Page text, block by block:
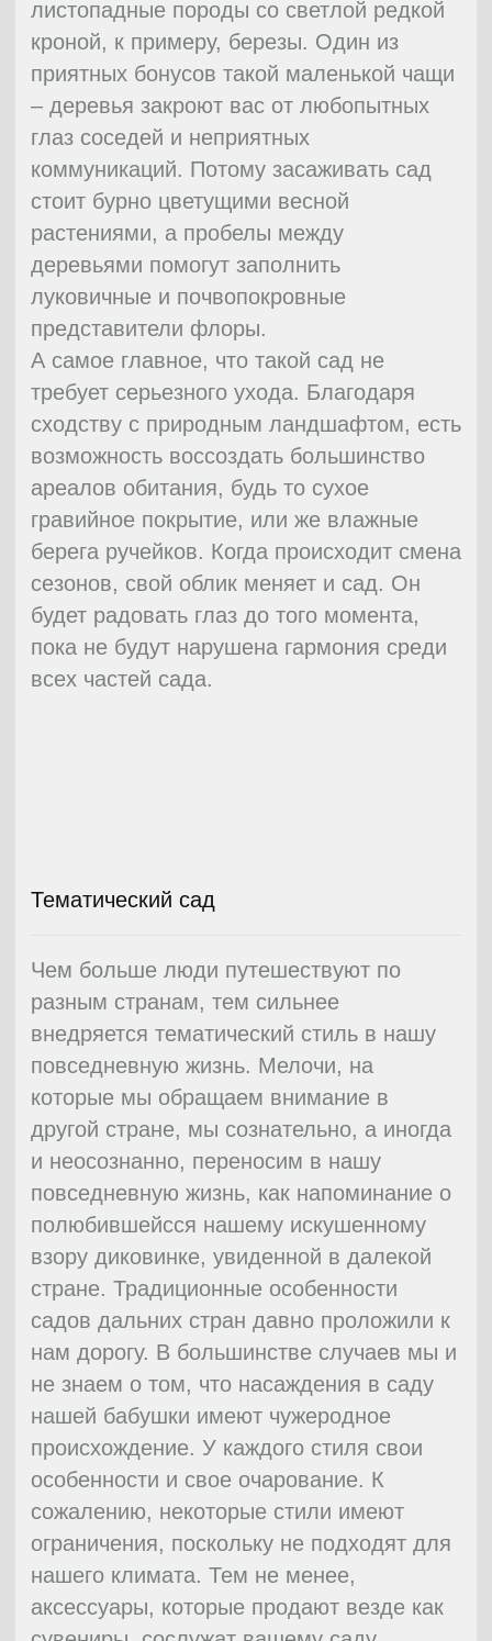
спил дерева или камни.
Английский стиль часто используют
обладатели современных загородных
домов. Организация английского сада
прекрасного вкуса, и, что очень важно,
чувства меры.
11
Китайский сад
В китайском саду все завязано на
символизме. В идеально обработанный
ландшафт вписывается какое-либо
здание, которое является центром
композиции.
Все остальные части размещаются
– найти исходный пункт обзора, где будет
открываться самый живописный вид.
Самые значимые элементы можно
подчеркнуть изящными мостиками,
буддийскими пагодами, лестницами
всевозможных расцветок.
Основа гармонического китайского
общества — беспрекословное
подчинение и соблюдение законов
вселенной. Популярный в современном
мире фэншуй как раз создан на основе
этих законов. Им найдется место и в
искусственные водоемы, лавки,
скульптуры, беседки. Еще большую
рельефная поверхность.
Территориальное деление сада делится
малыми архитектурными сооружениями
на отдельные части, и в обязательном
порядке устанавливается акцент на
некоторые моменты сада. Строение и
сад стоит выдерживать в едином стиле,
поскольку они замечательно друг друга.
Самой главной идеей фэншуй является
баланс. Поэтому нужно расположить
недалеко друг от друга горные
растительные и водные составляющие.
Не должно быть острых предметов либо
инструментов на тропинках или же
усилит напряжение в атмосфере и
повлечет за собой нежелательный
настрой хозяев. Предпочтение здесь
стоит отдавать разнообразным круглым
изогнутым аллеям, позабыв о строгих
прямых тропинках. Д ля постройки сада с
хватит трех элементов, горы, флора и
вода. Как утверждает философия
китайцев, вода – символ богатства и
успеха, она воплощается в водоемах. В
качестве возвышенностей можно
использовать маленькие холмы или